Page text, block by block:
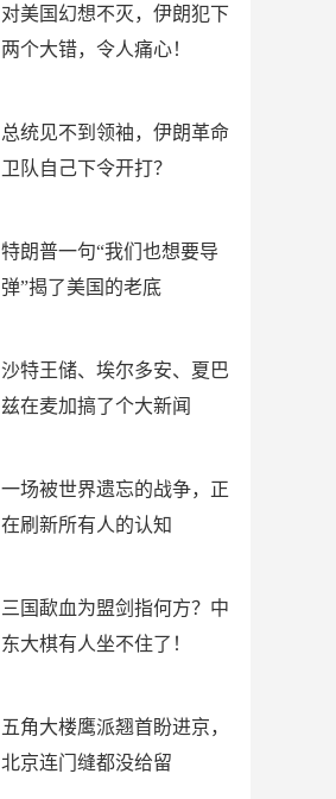
对美国幻想不灭，伊朗犯下
两个大错，令人痛心！
总统见不到领袖，伊朗革命
卫队自己下令开打？
特朗普一句“我们也想要导
弹”揭了美国的老底
沙特王储、埃尔多安、夏巴
兹在麦加搞了个大新闻
一场被世界遗忘的战争，正
在刷新所有人的认知
三国歃血为盟剑指何方？中
东大棋有人坐不住了！
五角大楼鹰派翘首盼进京，
北京连门缝都没给留